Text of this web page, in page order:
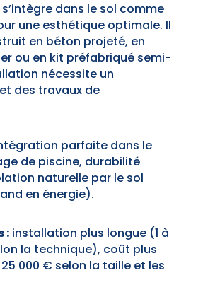
dans le sol comme
une esthétique optimale. Il
en béton projeté, en
ou en kit préfabriqué semi-
nécessite un
des travaux de
parfaite dans le
de piscine, durabilité
naturelle par le sol
en énergie).
:installation plus longue (1 à
la technique), coût plus
000 € selon la taille et les